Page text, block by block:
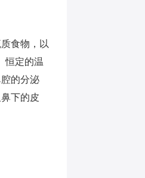
食物，以
恒定的温
的分泌
下的皮